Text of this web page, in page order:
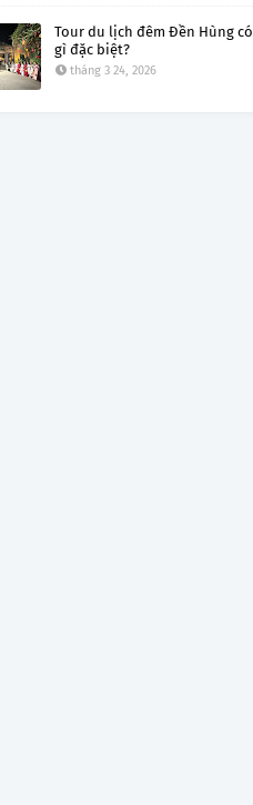
Tour du lịch đêm Đền Hùng có
gì đặc biệt?
tháng 3 24, 2026